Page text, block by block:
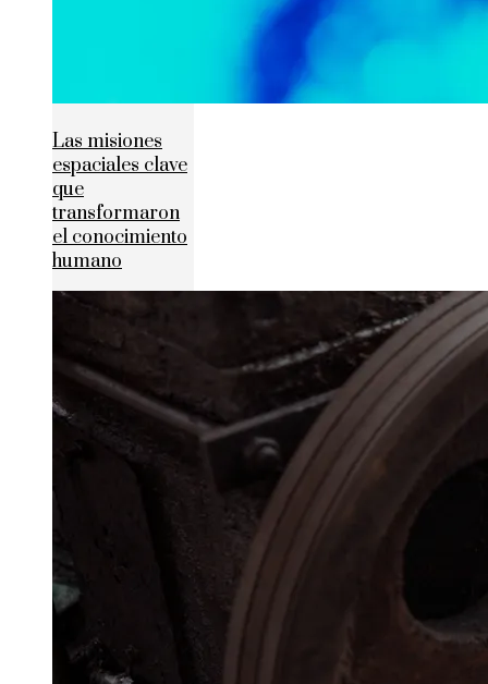
Las misiones
espaciales clave
que
transformaron
el conocimiento
humano